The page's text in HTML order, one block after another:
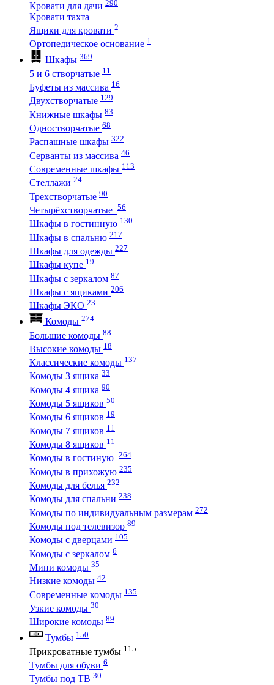
Кровати для дачи 290
Кровати тахта
Ящики для кровати 2
Ортопедическое основание 1
Шкафы 369
5 и 6 створчатые 11
Буфеты из массива 16
Двухстворчатые 129
Книжные шкафы 83
Одностворчатые 68
Распашные шкафы 322
Серванты из массива 46
Современные шкафы 113
Стеллажи 24
Трехстворчатые 90
Четырёхстворчатые 56
Шкафы в гостинную 130
Шкафы в спальню 217
Шкафы для одежды 227
Шкафы купе 19
Шкафы с зеркалом 87
Шкафы с ящиками 206
Шкафы ЭКО 23
Комоды 274
Большие комоды 88
Высокие комоды 18
Классические комоды 137
Комоды 3 ящика 33
Комоды 4 ящика 90
Комоды 5 ящиков 50
Комоды 6 ящиков 19
Комоды 7 ящиков 11
Комоды 8 ящиков 11
Комоды в гостиную 264
Комоды в прихожую 235
Комоды для белья 232
Комоды для спальни 238
Комоды по индивидуальным размерам 272
Комоды под телевизор 89
Комоды с дверцами 105
Комоды с зеркалом 6
Мини комоды 35
Низкие комоды 42
Современные комоды 135
Узкие комоды 30
Широкие комоды 89
Тумбы 150
Прикроватные тумбы 115
Тумбы для обуви 6
Тумбы под ТВ 30